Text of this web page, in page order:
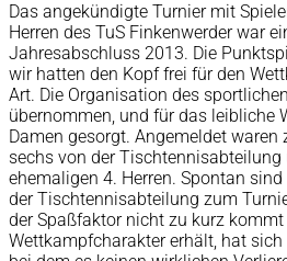
Das angekündigte Turnier mit
Herren des TuS Finkenwerder war
Jahresabschluss 2013. Die
wir hatten den Kopf frei für den
Art. Die Organisation des
übernommen, und für das leibliche
Damen gesorgt. Angemeldet waren
sechs von der Tischtennisabteilung
ehemaligen 4. Herren. Spontan
der Tischtennisabteilung zum
der Spaßfaktor nicht zu kurz
Wettkampfcharakter erhält, hat